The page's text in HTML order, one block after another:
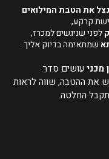
את הטבת המילואים
קרקע,
לפני שניגשים למכרז,
שמתאימה בדיוק אליך.
מכני עושים סדר.
את ההטבה, שווה לראות
החלטה.